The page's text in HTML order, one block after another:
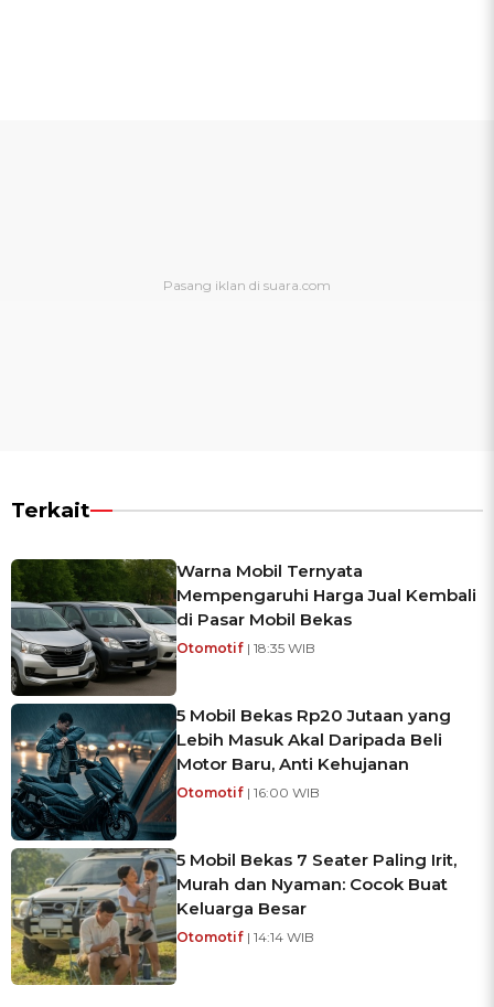
Terkait
Warna Mobil Ternyata
Mempengaruhi Harga Jual Kembali
di Pasar Mobil Bekas
Otomotif | 18:35 WIB
5 Mobil Bekas Rp20 Jutaan yang
Lebih Masuk Akal Daripada Beli
Motor Baru, Anti Kehujanan
Otomotif | 16:00 WIB
5 Mobil Bekas 7 Seater Paling Irit,
Murah dan Nyaman: Cocok Buat
Keluarga Besar
Otomotif | 14:14 WIB